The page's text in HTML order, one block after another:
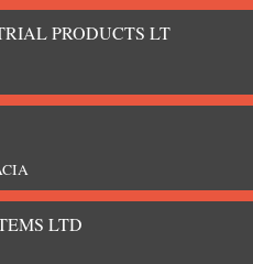
PRODUCTS LT
LTD